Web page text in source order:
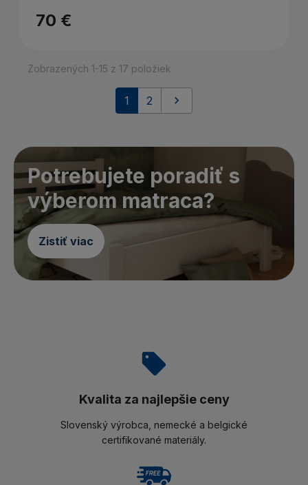
70 €
Zobrazených 1-15 z 17 položiek
1 2 Ďalej

Potrebujete poradiť s
výberom matraca?
Zistiť viac
Kvalita za najlepšie ceny
Slovenský výrobca, nemecké a belgické
certifikované materiály.